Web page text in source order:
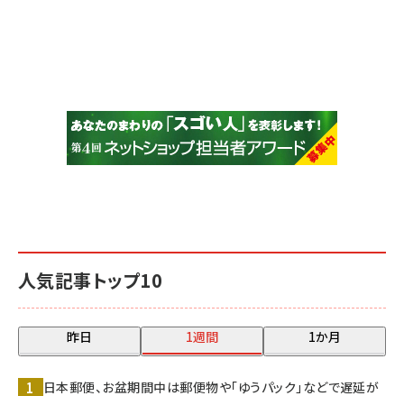
人気記事トップ10
昨日 1週間 1か月
日本郵便、お盆期間中は郵便物や「ゆうパック」などで遅延が